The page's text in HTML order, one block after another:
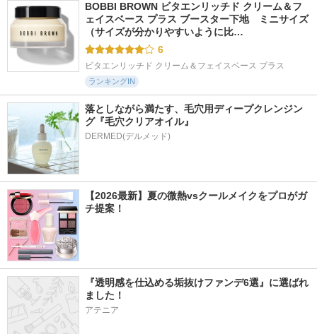
BOBBI BROWN ビタエンリッチド クリーム＆フ
ェイスベース プラス ブースター下地　ミニサイズ
（サイズが分かりやすいように比…
6
ビタエンリッチド クリーム＆フェイスベース プラス
ランキングIN
落としながら満たす、毛穴用ディープクレンジン
グ『毛穴クリアオイル』
【2026最新】夏の微熱vsクールメイクをプロがガ
チ提案！
『透明感を仕込める垢抜けファンデ6選』に選ばれ
ました！
アテニア